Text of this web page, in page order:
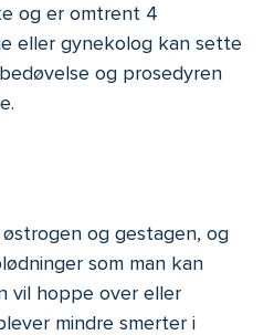
(cookies) for
for deg. Vi samler inn
og interesser for å skape
samt
ivår personvernerklæring
og er omtrent 4
eller gynekolog kan sette
og prosedyren
og gestagen, og
som man kan
vil hoppe over eller
mindre smerter i